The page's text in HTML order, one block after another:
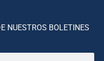
NUESTROS BOLETINES